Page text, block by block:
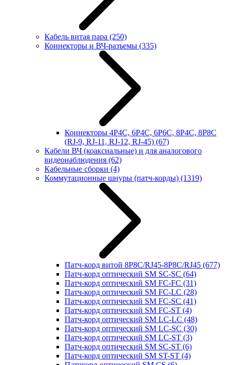
Кабель витая пара (250)
Коннекторы и ВЧ-разъемы (335)
Коннекторы 4P4C, 6P4C, 6P6C, 8P4C, 8P8C
(RJ-9, RJ-11, RJ-12, RJ-45) (67)
Кабели ВЧ (коаксиальные) и для аналогового
видеонаблюдения (62)
Кабельные сборки (4)
Коммутационные шнуры (патч-корды) (1319)
Патч-корд витой 8P8C/RJ45-8P8C/RJ45 (677)
Патч-корд оптический SM SC-SC (64)
Патч-корд оптический SM FC-FC (31)
Патч-корд оптический SM FC-LC (28)
Патч-корд оптический SM FC-SC (41)
Патч-корд оптический SM FC-ST (4)
Патч-корд оптический SM LC-LC (48)
Патч-корд оптический SM LC-SC (30)
Патч-корд оптический SM LC-ST (3)
Патч-корд оптический SM SC-ST (6)
Патч-корд оптический SM ST-ST (4)